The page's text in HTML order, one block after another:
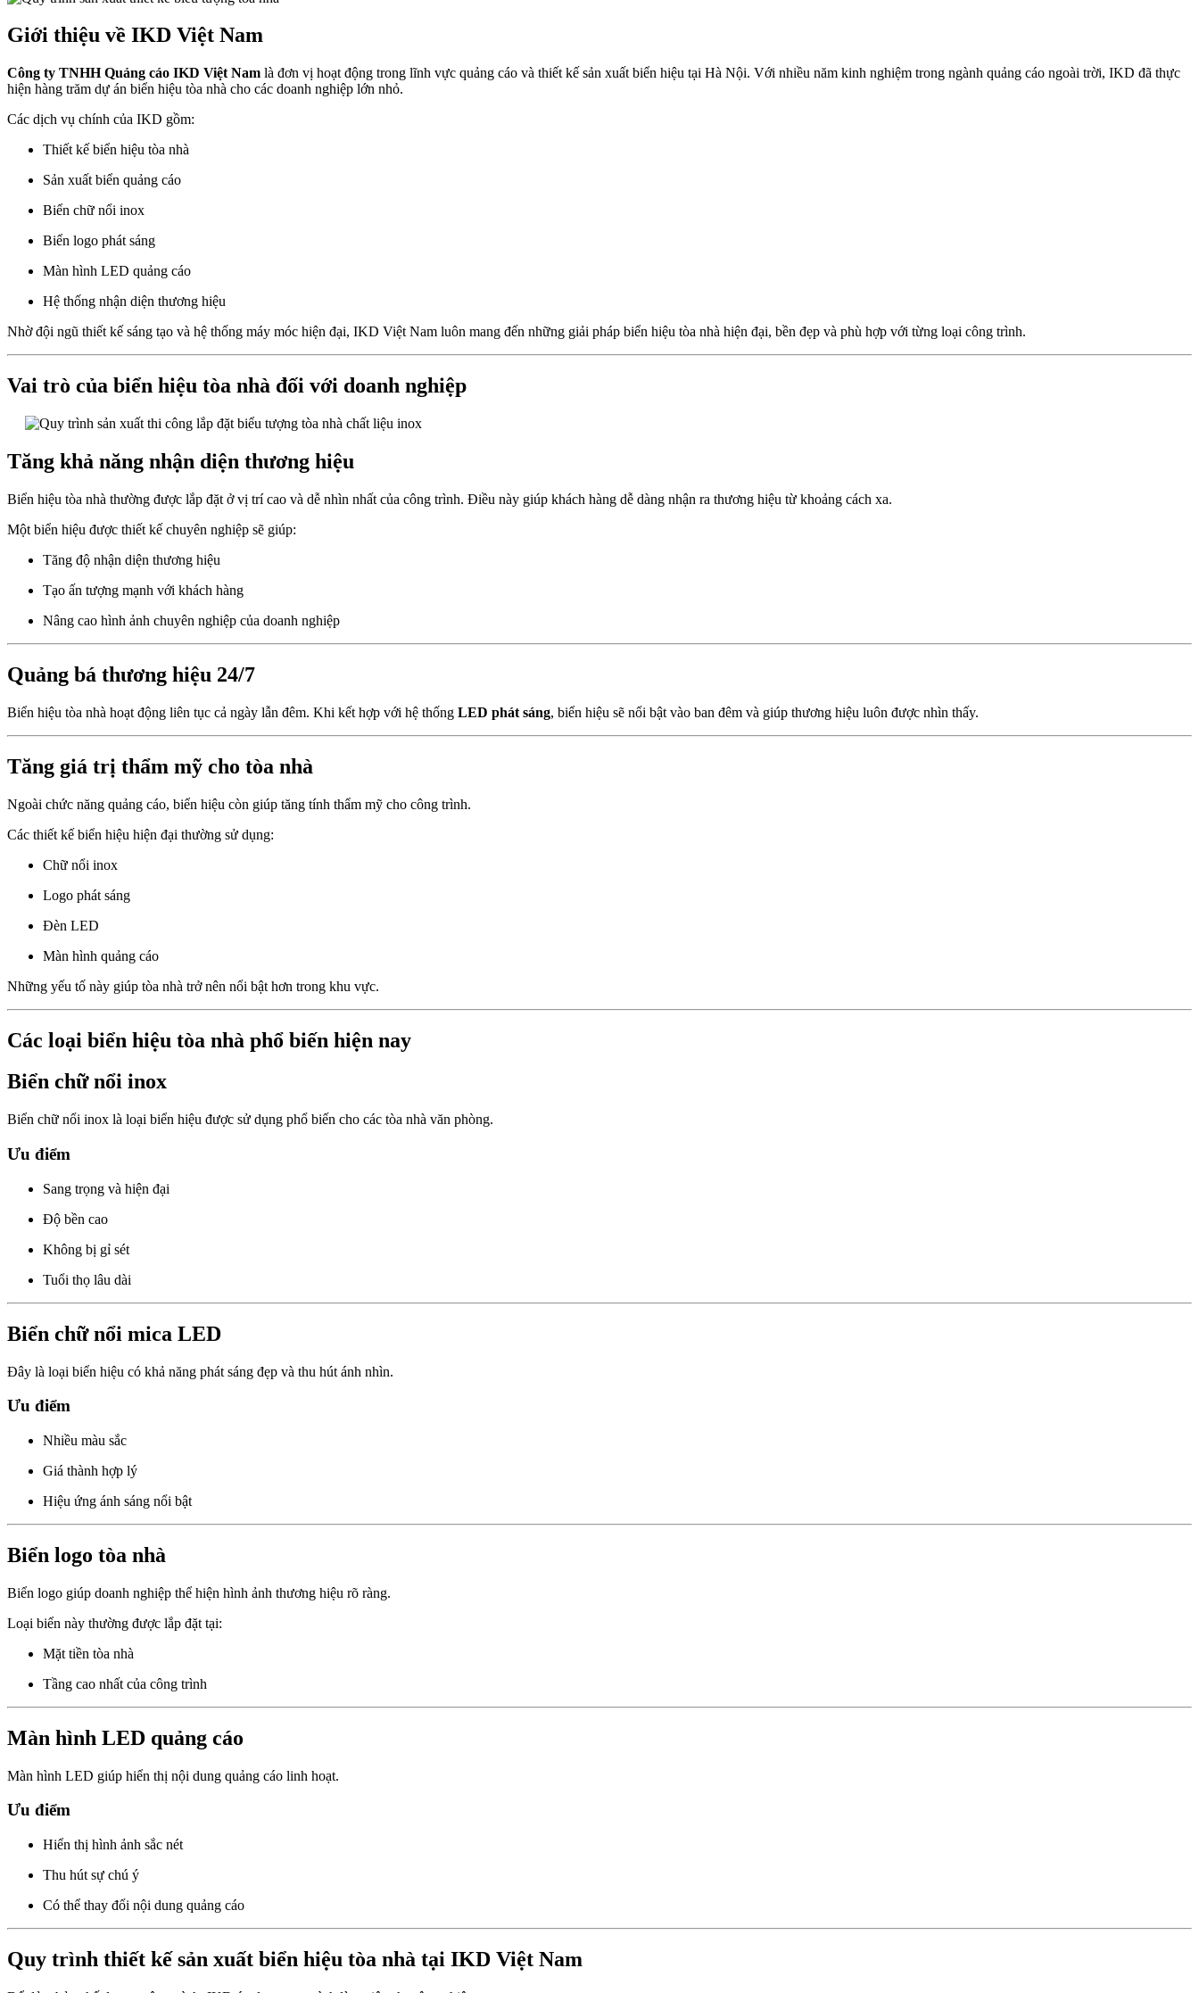
Giới thiệu về IKD Việt Nam
Công ty TNHH Quảng cáo IKD Việt Nam là đơn vị hoạt động trong lĩnh vực quảng cáo và thiết kế sản xuất biển hiệu tại Hà Nội. Với nhiều năm kinh nghiệm trong ngành quảng cáo ngoài trời, IKD đã thực
hiện hàng trăm dự án biển hiệu tòa nhà cho các doanh nghiệp lớn nhỏ.
Các dịch vụ chính của IKD gồm:
Thiết kế biển hiệu tòa nhà
Sản xuất biển quảng cáo
Biển chữ nổi inox
Biển logo phát sáng
Màn hình LED quảng cáo
Hệ thống nhận diện thương hiệu
Nhờ đội ngũ thiết kế sáng tạo và hệ thống máy móc hiện đại, IKD Việt Nam luôn mang đến những giải pháp biển hiệu tòa nhà hiện đại, bền đẹp và phù hợp với từng loại công trình.
Vai trò của biển hiệu tòa nhà đối với doanh nghiệp
Tăng khả năng nhận diện thương hiệu
Biển hiệu tòa nhà thường được lắp đặt ở vị trí cao và dễ nhìn nhất của công trình. Điều này giúp khách hàng dễ dàng nhận ra thương hiệu từ khoảng cách xa.
Một biển hiệu được thiết kế chuyên nghiệp sẽ giúp:
Tăng độ nhận diện thương hiệu
Tạo ấn tượng mạnh với khách hàng
Nâng cao hình ảnh chuyên nghiệp của doanh nghiệp
Quảng bá thương hiệu 24/7
Biển hiệu tòa nhà hoạt động liên tục cả ngày lẫn đêm. Khi kết hợp với hệ thống LED phát sáng, biển hiệu sẽ nổi bật vào ban đêm và giúp thương hiệu luôn được nhìn thấy.
Tăng giá trị thẩm mỹ cho tòa nhà
Ngoài chức năng quảng cáo, biển hiệu còn giúp tăng tính thẩm mỹ cho công trình.
Các thiết kế biển hiệu hiện đại thường sử dụng:
Chữ nổi inox
Logo phát sáng
Đèn LED
Màn hình quảng cáo
Những yếu tố này giúp tòa nhà trở nên nổi bật hơn trong khu vực.
Các loại biển hiệu tòa nhà phổ biến hiện nay
Biển chữ nổi inox
Biển chữ nổi inox là loại biển hiệu được sử dụng phổ biến cho các tòa nhà văn phòng.
Ưu điểm
Sang trọng và hiện đại
Độ bền cao
Không bị gỉ sét
Tuổi thọ lâu dài
Biển chữ nổi mica LED
Đây là loại biển hiệu có khả năng phát sáng đẹp và thu hút ánh nhìn.
Ưu điểm
Nhiều màu sắc
Giá thành hợp lý
Hiệu ứng ánh sáng nổi bật
Biển logo tòa nhà
Biển logo giúp doanh nghiệp thể hiện hình ảnh thương hiệu rõ ràng.
Loại biển này thường được lắp đặt tại:
Mặt tiền tòa nhà
Tầng cao nhất của công trình
Màn hình LED quảng cáo
Màn hình LED giúp hiển thị nội dung quảng cáo linh hoạt.
Ưu điểm
Hiển thị hình ảnh sắc nét
Thu hút sự chú ý
Có thể thay đổi nội dung quảng cáo
Quy trình thiết kế sản xuất biển hiệu tòa nhà tại IKD Việt Nam